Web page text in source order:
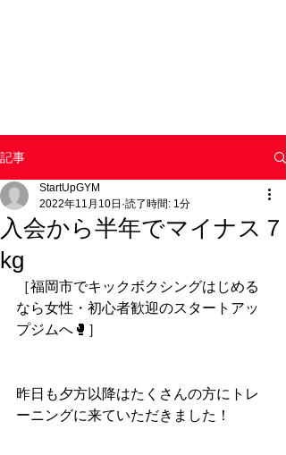
記事
入会から半年でマイナス７
kg
StartUpGYM
2022年11月10日 読了時間: 1分
［福岡市でキックボクシングはじめる
なら女性・初心者歓迎のスタートアッ
プジムへ🥊］
昨日も夕方以降はたくさんの方にトレ
ーニングに来ていただきました！